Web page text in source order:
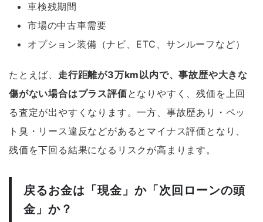
車検残期間
市場の中古車需要
オプション装備（ナビ、ETC、サンルーフなど）
たとえば、 走行距離が3万km以内で、事故歴や大きな
傷がない場合はプラス評価となりやすく、残価を上回
る査定が出やすくなります。一方、事故歴あり・ペッ
ト臭・リース違反などがあるとマイナス評価となり、
残価を下回る結果になるリスクが高まります。
戻るお金は「現金」か「次回ローンの頭
金」か？